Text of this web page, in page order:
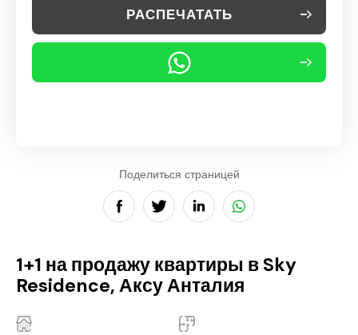
РАСПЕЧАТАТЬ
Поделиться страницей
1+1 на продажу квартиры в Sky
Residence, Аксу Анталия